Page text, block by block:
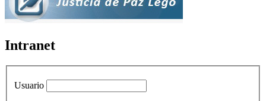
Intranet
Usuario